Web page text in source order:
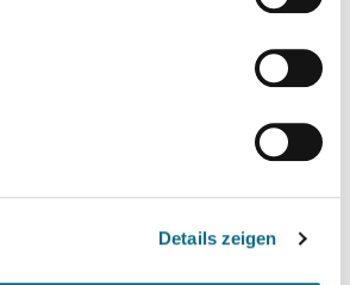
Details zeigen
auf der Homepage unter www.kreis-